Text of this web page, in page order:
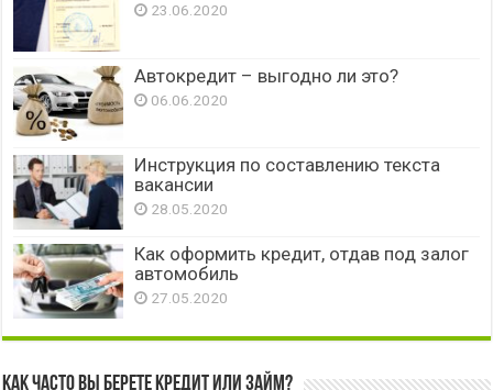
23.06.2020
Автокредит – выгодно ли это?
06.06.2020
Инструкция по составлению текста
вакансии
28.05.2020
Как оформить кредит, отдав под залог
автомобиль
27.05.2020
Как часто вы берете кредит или займ?